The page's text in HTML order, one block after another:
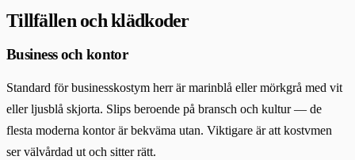
Tillfällen och klädkoder
Business och kontor
Standard för businesskostym herr är marinblå eller mörkgrå med vit
eller ljusblå skjorta. Slips beroende på bransch och kultur — de
flesta moderna kontor är bekväma utan. Viktigare är att kostvmen
ser välvårdad ut och sitter rätt.